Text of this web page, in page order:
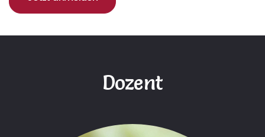
Dozent